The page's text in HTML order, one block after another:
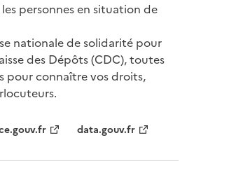
personnes en situation de
nationale de solidarité pour
des Dépôts (CDC), toutes
pour connaître vos droits,
data.gouv.fr